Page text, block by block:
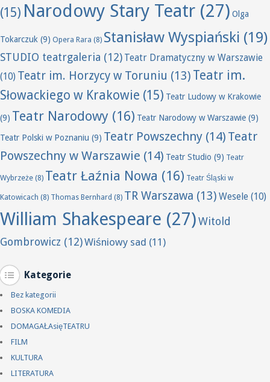
(15) Narodowy Stary Teatr (27) Olga
Tokarczuk (9) Opera Rara (8) Stanisław Wyspiański (19)
STUDIO teatrgaleria (12) Teatr Dramatyczny w Warszawie
(10) Teatr im. Horzycy w Toruniu (13) Teatr im.
Słowackiego w Krakowie (15) Teatr Ludowy w Krakowie
(9) Teatr Narodowy (16) Teatr Narodowy w Warszawie (9)
Teatr Polski w Poznaniu (9) Teatr Powszechny (14) Teatr
Powszechny w Warszawie (14) Teatr Studio (9) Teatr
Wybrzeże (8) Teatr Łaźnia Nowa (16) Teatr Śląski w
Katowicach (8) Thomas Bernhard (8) TR Warszawa (13) Wesele (10)
William Shakespeare (27)Witold
Gombrowicz (12)Wiśniowy sad (11)
Kategorie
Bez kategorii
BOSKA KOMEDIA
DOMAGAŁAsięTEATRU
FILM
KULTURA
LITERATURA